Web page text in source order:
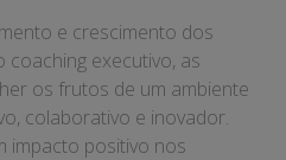
e crescimento dos
executivo, as
os frutos de um ambiente
colaborativo e inovador.
impacto positivo nos